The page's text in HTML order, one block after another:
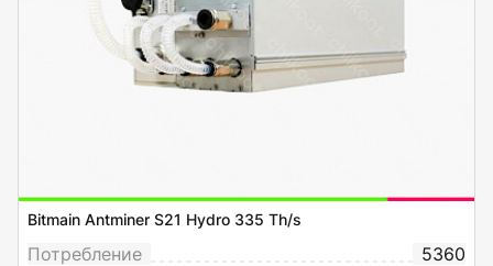
Bitmain Antminer S21 Hydro 335 Th/s
Потребление
5360